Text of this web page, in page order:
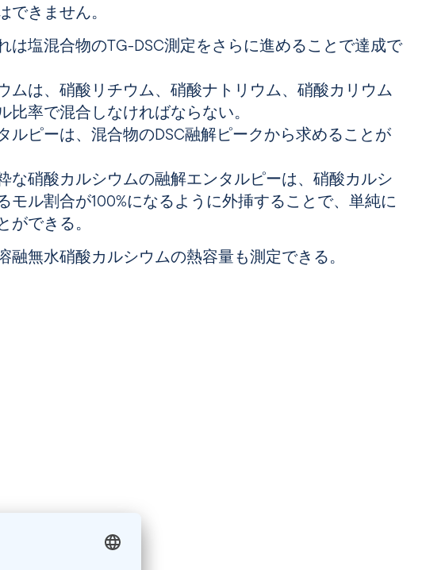
できません。
は塩混合物のTG-DSC測定をさらに進めることで達成で
ムは、硝酸リチウム、硝酸ナトリウム、硝酸カリウム
比率で混合しなければならない。
ルピーは、混合物のDSC融解ピークから求めることが
な硝酸カルシウムの融解エンタルピーは、硝酸カルシ
モル割合が100%になるように外挿することで、単純に
ができる。
融無水硝酸カルシウムの熱容量も測定できる。